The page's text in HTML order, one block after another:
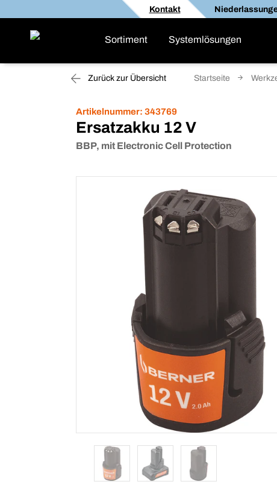
Kontakt
Sortiment Systemlösungen
Zurück zur Übersicht Startseite
Artikelnummer: 343769
Ersatzakku 12 V
BBP, mit Electronic Cell Protection